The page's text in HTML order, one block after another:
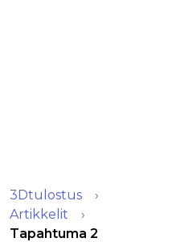
3Dtulostus
Artikkelit
Tapahtuma 2